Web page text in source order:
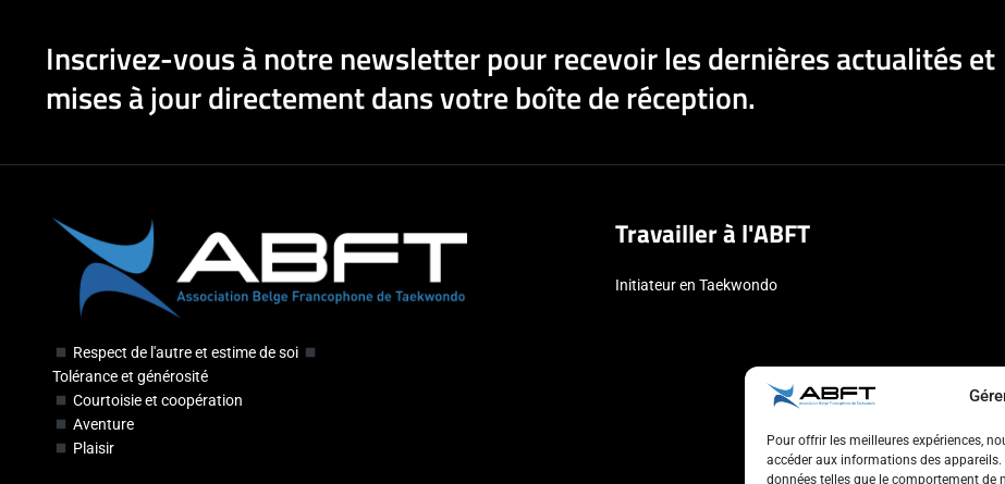
Pour offrir les meilleures expériences,
accéder aux informations des
données telles que le comportement de
Inscrivez-vous à notre newsletter pour recevoir les dernières actualités et
mises à jour directement dans votre boîte de réception.
Respect de l'autre et estime de soi
Tolérance et générosité
Courtoisie et coopération
Aventure
Plaisir
Travailler à l'ABFT
Initiateur en Taekwondo